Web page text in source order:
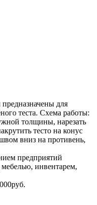
для
теста. Схема работы:
толщины, нарезать
тесто на конус
вниз на противень,
предприятий
инвентарем,